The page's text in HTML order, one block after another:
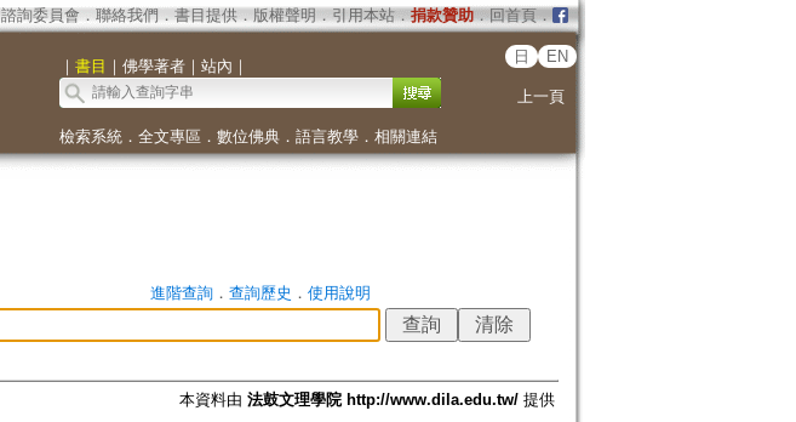
諮詢委員會． 聯絡我們 ． 書目提供． 版權聲明 ． 引用本站． 捐款贊助．回首頁．
｜ 書目 ｜ 佛學著者｜ 站內 ｜
日 EN
上一頁
檢索系統． 全文專區 ． 數位佛典． 語言教學． 相關連結
進階查詢． 查詢歷史 ． 使用說明
本資料由 法鼓文理學院 http://www.dila.edu.tw/提供